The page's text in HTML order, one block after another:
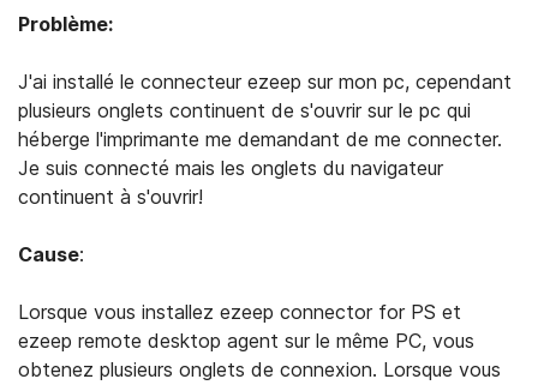
Problème:
J'ai installé le connecteur ezeep sur mon pc, cependant
plusieurs onglets continuent de s'ouvrir sur le pc qui
héberge l'imprimante me demandant de me connecter.
Je suis connecté mais les onglets du navigateur
continuent à s'ouvrir!
Cause:
Lorsque vous installez ezeep connector for PS et
ezeep remote desktop agent sur le même PC, vous
obtenez plusieurs onglets de connexion. Lorsque vous